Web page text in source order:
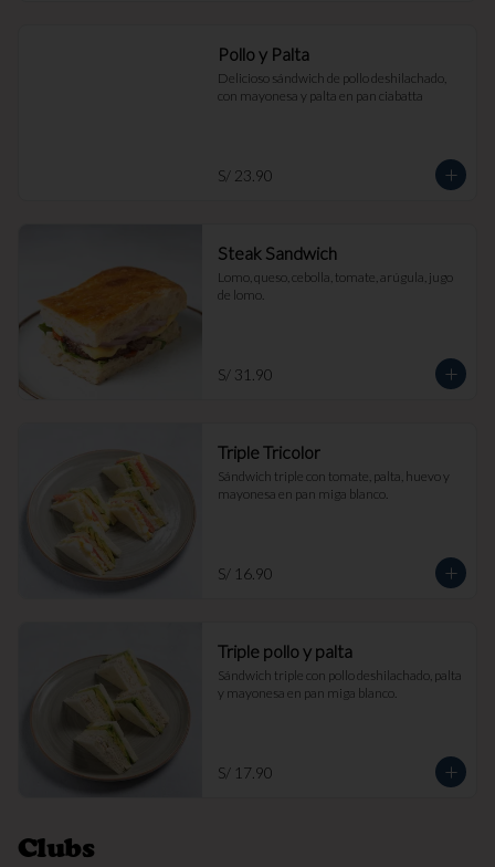
Pollo y Palta
Delicioso sándwich de pollo deshilachado,
con mayonesa y palta en pan ciabatta
S/ 23.90
Steak Sandwich
Lomo, queso, cebolla, tomate, arúgula, jugo
de lomo.
S/ 31.90
Triple Tricolor
Sándwich triple con tomate, palta, huevo y
mayonesa en pan miga blanco.
S/ 16.90
Triple pollo y palta
Sándwich triple con pollo deshilachado, palta
y mayonesa en pan miga blanco.
S/ 17.90
Clubs